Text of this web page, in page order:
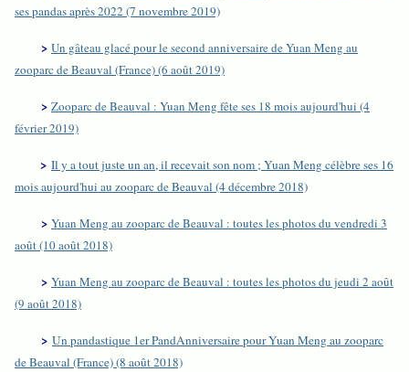
ses pandas après 2022 (7 novembre 2019)
> Un gâteau glacé pour le second anniversaire de Yuan Meng au
zooparc de Beauval (France) (6 août 2019)
> Zooparc de Beauval : Yuan Meng fête ses 18 mois aujourd'hui (4
février 2019)
> Il y a tout juste un an, il recevait son nom ; Yuan Meng célèbre ses 16
mois aujourd'hui au zooparc de Beauval (4 décembre 2018)
> Yuan Meng au zooparc de Beauval : toutes les photos du vendredi 3
août (10 août 2018)
> Yuan Meng au zooparc de Beauval : toutes les photos du jeudi 2 août
(9 août 2018)
> Un pandastique 1er PandAnniversaire pour Yuan Meng au zooparc
de Beauval (France) (8 août 2018)